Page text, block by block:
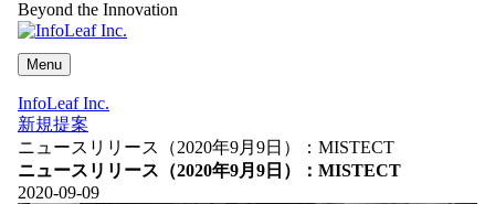
Beyond the Innovation
Menu
InfoLeaf Inc.
新規提案
ニュースリリース（2020年9月9日）：MISTECT
ニュースリリース（2020年9月9日）：MISTECT
2020-09-09